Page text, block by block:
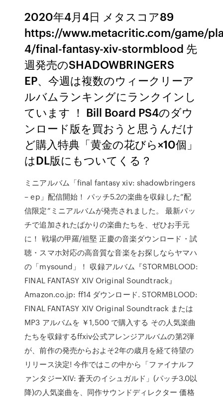
2020年4月4日 メタスコア89
https://www.metacritic.com/game/
4/final-fantasy-xiv-stormblood 先
週発売のSHADOWBRINGERS
EP、今週は複数のウィークリーア
ルバムランキングにランクインし
ています ！ Bill Board PS4のダウ
ンロード版を買おうと思うんだけ
ど購入特典「黄金の花びら×10個」
はDL版にもついてくる？
ミニアルバム「final fantasy xiv: shadowbringers
– ep」配信開始！ パッチ5.2の楽曲を収録した”配
信限定”ミニアルバムが発売されました。 最新パッ
チで追加されたばかりの楽曲たちを、ぜひお手元
に！ 戦場の甲羅/祖堅 正慶の音楽ダウンロード・試
聴・スマホ対応の高音質な音楽をお探しならヤマハ
の「mysound」！ 収録アルバム『STORMBLOOD:
FINAL FANTASY XIV Original Soundtrack』
Amazon.co.jp: ff14 ダウンロード. STORMBLOOD:
FINAL FANTASY XIV Original Soundtrack または
MP3 アルバムを ￥1,500 で購入する その人気楽曲
たちを収録するffxiv公式アレンジアルバムの第2弾
が、前作の発売からおよそ2年の歳月を経て待望の
リリース決定! 今作ではこの中から「ファイナルフ
ァンタジーXIV: 蒼天のイシュガルド」(パッチ3.0以
降)の人気楽曲を、同作サウンドディレクター 価格